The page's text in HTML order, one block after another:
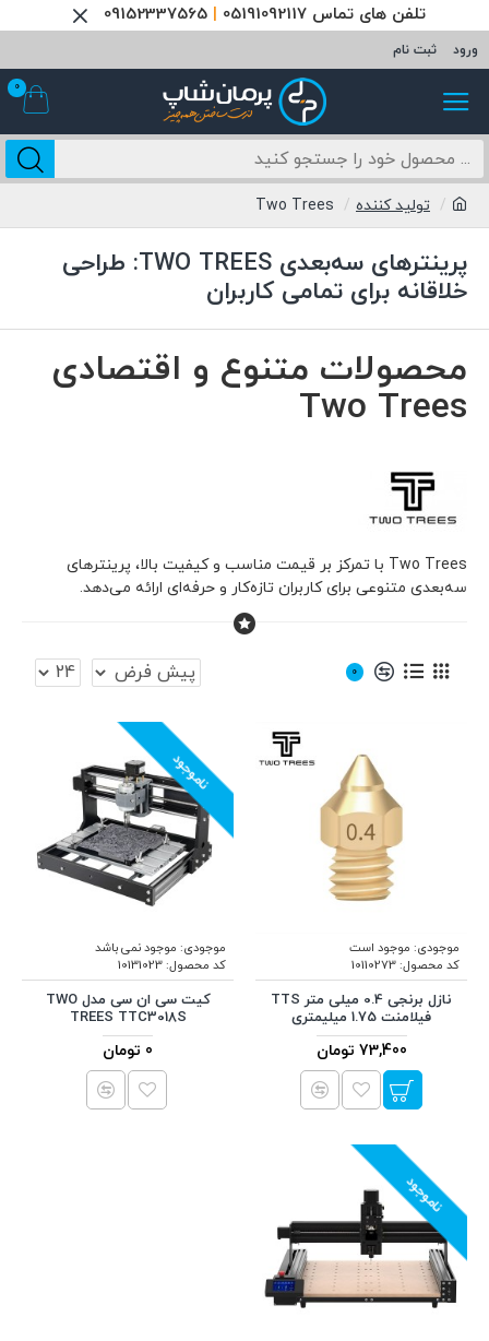
تلفن های تماس 05191092117 09152337565
ورود ثبت نام
0
تولید کننده Two Trees
پرینترهای سه‌بعدی TWO TREES: طراحی
خلاقانه برای تمامی کاربران
محصولات متنوع و اقتصادی
Two Trees
Two Trees با تمرکز بر قیمت مناسب و کیفیت بالا، پرینترهای
سه‌بعدی متنوعی برای کاربران تازه‌کار و حرفه‌ای ارائه می‌دهد.
0
موجودی: موجود است
کد محصول:10110273
نازل برنجی 0.4 میلی متر TTS
فیلامنت 1.75 میلیمتری
73,400 تومان
ناموجود
موجودی: موجود نمی باشد
کد محصول:10131023
کیت سی ان سی مدل TWO
TREES TTC3018S
0 تومان
ناموجود